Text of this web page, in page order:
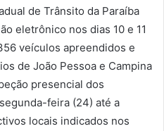
de Trânsito da Paraíba
eletrônico nos dias 10 e 11
veículos apreendidos e
de João Pessoa e Campina
presencial dos
feira (24) até a
locais indicados nos